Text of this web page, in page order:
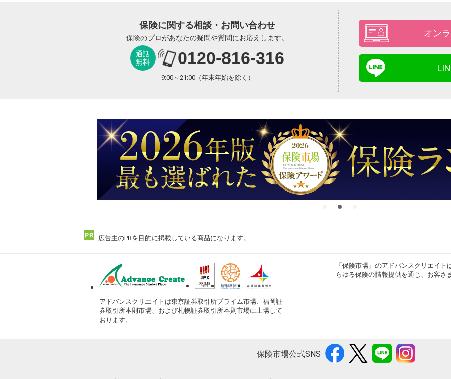
保険に関する相談・お問い合わせ
保険のプロがあなたの疑問や質問にお応えします。
通話
無料
0120-816-316
9:00～21:00（年末年始を除く）
オン
広告主のPRを目的に掲載している商品になります。
アドバンスクリエイトは東京証券取引所プライム市場、福岡証
券取引所本則市場、および札幌証券取引所本則市場に上場して
おります。
「保険市場」のアドバンスクリエイ
らゆる保険の情報提供を通じ、お客さ
保険市場公式SNS